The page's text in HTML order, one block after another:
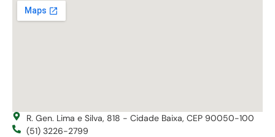
R. Gen. Lima e Silva, 818 - Cidade Baixa, CEP 90050-100
(51) 3226-2799